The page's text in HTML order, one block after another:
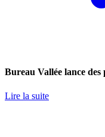
Bureau Vallée lance
Lire la suite